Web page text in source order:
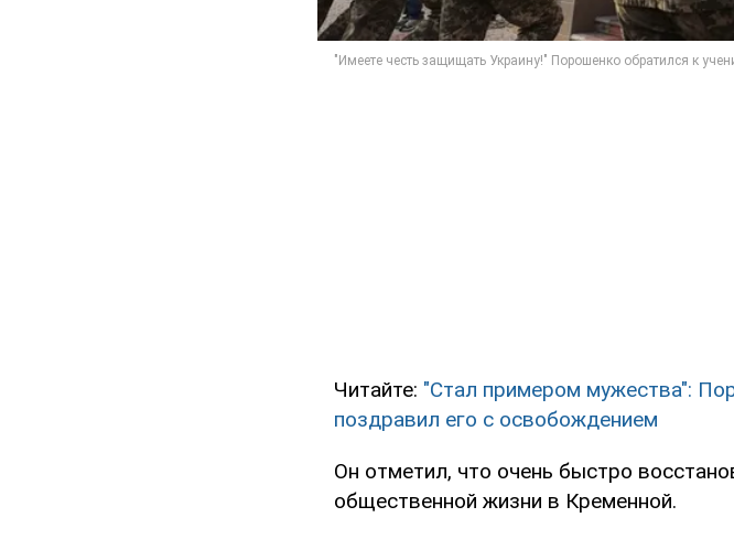
Читайте: "Стал примером мужества":
поздравил его с освобождением
Он отметил, что очень быстро
общественной жизни в Кременной.